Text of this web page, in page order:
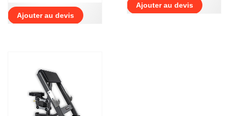
Ajouter au devis
Ajouter au devis